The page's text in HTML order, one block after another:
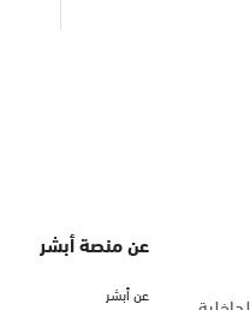
عن منصة أبشر
عن أبشر